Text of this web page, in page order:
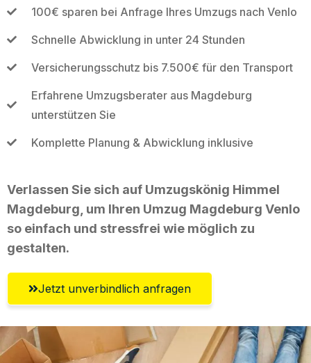
100€ sparen bei Anfrage Ihres Umzugs nach Venlo
Schnelle Abwicklung in unter 24 Stunden
Versicherungsschutz bis 7.500€ für den Transport
Erfahrene Umzugsberater aus Magdeburg
unterstützen Sie
Komplette Planung & Abwicklung inklusive
Verlassen Sie sich auf Umzugskönig Himmel
Magdeburg, um Ihren Umzug Magdeburg Venlo
so einfach und stressfrei wie möglich zu
gestalten.
Jetzt unverbindlich anfragen